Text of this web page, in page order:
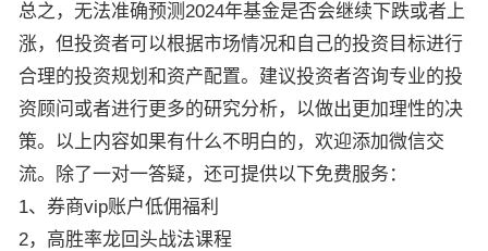
总之，无法准确预测2024年基金是否会继续下跌或者上
涨，但投资者可以根据市场情况和自己的投资目标进行
合理的投资规划和资产配置。建议投资者咨询专业的投
资顾问或者进行更多的研究分析，以做出更加理性的决
策。 以上内容如果有什么不明白的，欢迎添加微信交
流。除了一对一答疑，还可提供以下免费服务：
1、券商vip账户低佣福利
2，高胜率龙回头战法课程